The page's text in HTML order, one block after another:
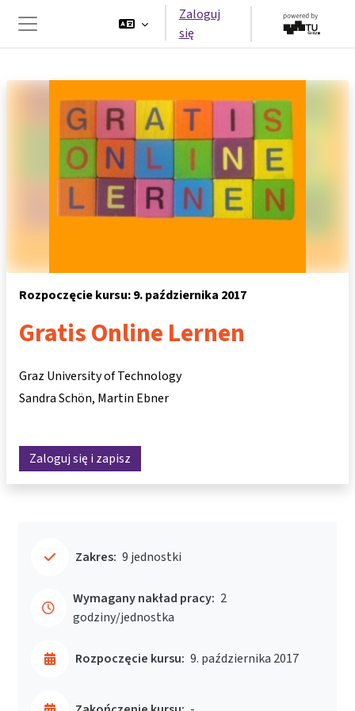
Przejdź do głównej zawartości
Panel boczny
Zaloguj
się
Rozpoczęcie kursu: 9. października 2017
Gratis Online Lernen
Graz University of Technology
Sandra Schön Martin Ebner
Zaloguj się i zapisz
Zakres: 9 jednostki
Wymagany nakład pracy: 2
godziny/jednostka
Rozpoczęcie kursu: 9. października 2017